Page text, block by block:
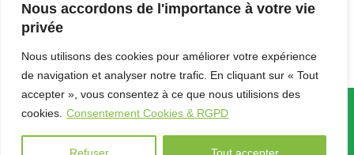
Nous accordons de l'importance à votre vie
privée
Nous utilisons des cookies pour améliorer votre expérience
de navigation et analyser notre trafic. En cliquant sur « Tout
accepter », vous consentez à ce que nous utilisions des
cookies. Consentement Cookies & RGPD
février 2025
janvier 2025
© 2025· ÉCOSYSTÈME AVOCATS
TOUS DROITS RÉSERVÉS